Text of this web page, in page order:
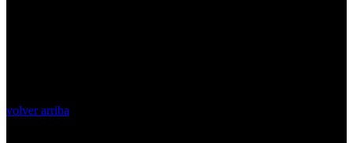
volver arriba